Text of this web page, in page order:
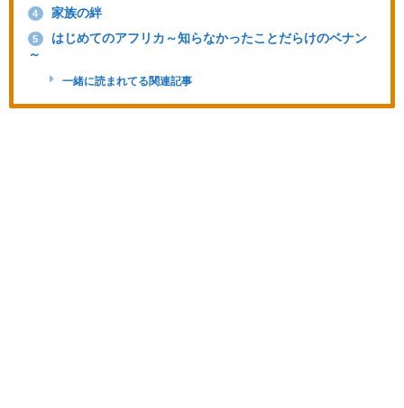
4 家族の絆
5
はじめてのアフリカ～知らなかったことだらけのベナン
～
一緒に読まれてる関連記事